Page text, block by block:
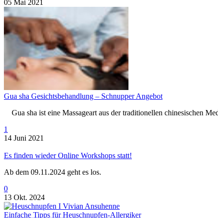
05 Mai 2021
Gua sha Gesichtsbehandlung – Schnupper Angebot
Gua sha ist eine Massageart aus der traditionellen chinesischen
1
14 Juni 2021
Es finden wieder Online Workshops statt!
Ab dem 09.11.2024 geht es los.
0
13 Okt. 2024
Einfache Tipps für Heuschnupfen-Allergiker